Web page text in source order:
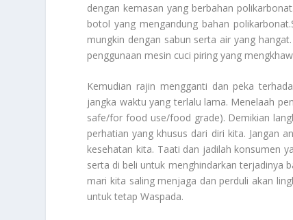
dengan kemasan yang berbahan
botol yang mengandung bahan
mungkin dengan sabun serta air yang
penggunaan mesin cuci piring yang
Kemudian rajin mengganti dan peka
jangka waktu yang terlalu lama. Menelaah
safe/for food use/food grade). Demikian
perhatian yang khusus dari diri kita. Jangan
kesehatan kita. Taati dan jadilah konsumen
serta di beli untuk menghindarkan terjadinya
mari kita saling menjaga dan perduli akan
untuk tetapWaspada.